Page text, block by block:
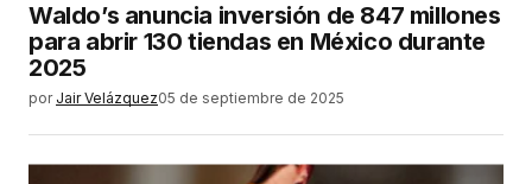
Waldo’s anuncia inversión de 847 millones
para abrir 130 tiendas en México durante
2025
por Jair Velázquez05 de septiembre de 2025